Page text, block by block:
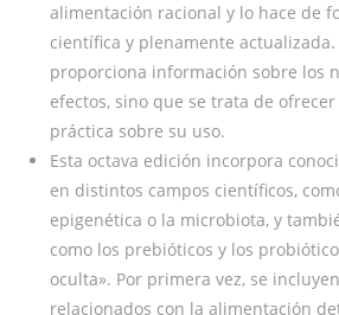
alimentación racional y lo hace de
científica y plenamente actualizada.
proporciona información sobre los
efectos, sino que se trata de
práctica sobre su uso.
Esta octava edición incorpora
en distintos campos científicos,
epigenética o la microbiota, y
como los prebióticos y los
oculta». Por primera vez, se
relacionados con la alimentación